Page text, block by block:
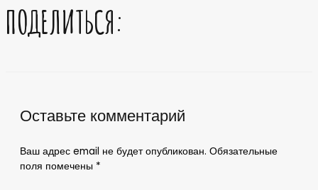
ПОДЕЛИТЬСЯ:
Оставьте комментарий
Ваш адрес email не будет опубликован. Обязательные
поля помечены *